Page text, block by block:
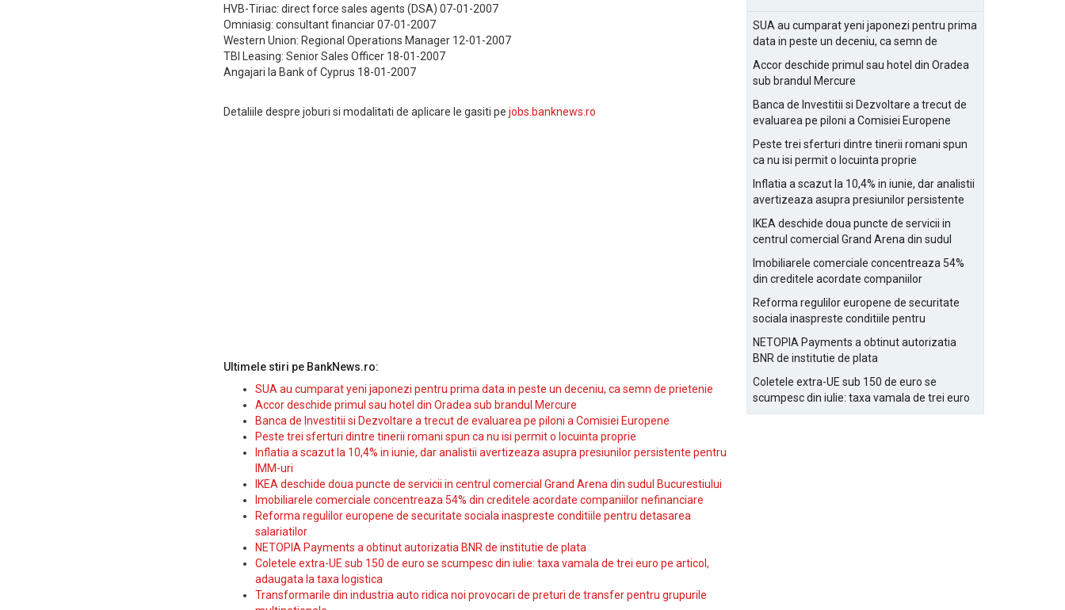
HVB-Tiriac: direct force sales agents (DSA) 07-01-2007
Omniasig: consultant financiar 07-01-2007
Western Union: Regional Operations Manager 12-01-2007
TBI Leasing: Senior Sales Officer 18-01-2007
Angajari la Bank of Cyprus 18-01-2007
Detaliile despre joburi si modalitati de aplicare le gasiti pe jobs.banknews.ro
Ultimele stiri pe BankNews.ro:
SUA au cumparat yeni japonezi pentru prima data in peste un deceniu, ca semn de prietenie
Accor deschide primul sau hotel din Oradea sub brandul Mercure
Banca de Investitii si Dezvoltare a trecut de evaluarea pe piloni a Comisiei Europene
Peste trei sferturi dintre tinerii romani spun ca nu isi permit o locuinta proprie
Inflatia a scazut la 10,4% in iunie, dar analistii avertizeaza asupra presiunilor persistente pentru
IMM-uri
IKEA deschide doua puncte de servicii in centrul comercial Grand Arena din sudul Bucurestiului
Imobiliarele comerciale concentreaza 54% din creditele acordate companiilor nefinanciare
Reforma regulilor europene de securitate sociala inaspreste conditiile pentru detasarea
salariatilor
NETOPIA Payments a obtinut autorizatia BNR de institutie de plata
Coletele extra-UE sub 150 de euro se scumpesc din iulie: taxa vamala de trei euro pe articol,
adaugata la taxa logistica
Transformarile din industria auto ridica noi provocari de preturi de transfer pentru grupurile
SUA au cumparat yeni japonezi pentru prima
data in peste un deceniu, ca semn de
Accor deschide primul sau hotel din Oradea
sub brandul Mercure
Banca de Investitii si Dezvoltare a trecut de
evaluarea pe piloni a Comisiei Europene
Peste trei sferturi dintre tinerii romani spun
ca nu isi permit o locuinta proprie
Inflatia a scazut la 10,4% in iunie, dar analistii
avertizeaza asupra presiunilor persistente
IKEA deschide doua puncte de servicii in
centrul comercial Grand Arena din sudul
Imobiliarele comerciale concentreaza 54%
din creditele acordate companiilor
Reforma regulilor europene de securitate
sociala inaspreste conditiile pentru
NETOPIA Payments a obtinut autorizatia
BNR de institutie de plata
Coletele extra-UE sub 150 de euro se
scumpesc din iulie: taxa vamala de trei euro
pe articol, adaugata la taxa logistica